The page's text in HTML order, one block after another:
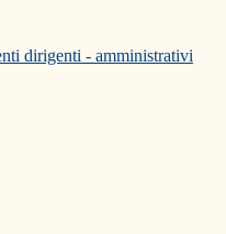
dirigenti - amministrativi